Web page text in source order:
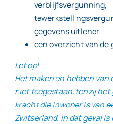
verblijfsvergunning,
gegevens uitlener
een overzicht van de
Let op!
Het maken en hebben van
niet toegestaan, tenzij het
kracht die inwoner is van
Zwitserland. In dat geval